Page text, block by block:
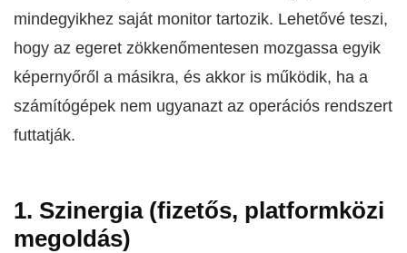
mindegyikhez saját monitor tartozik. Lehetővé teszi,
hogy az egeret zökkenőmentesen mozgassa egyik
képernyőről a másikra, és akkor is működik, ha a
számítógépek nem ugyanazt az operációs rendszert
futtatják.
1. Szinergia (fizetős, platformközi
megoldás)